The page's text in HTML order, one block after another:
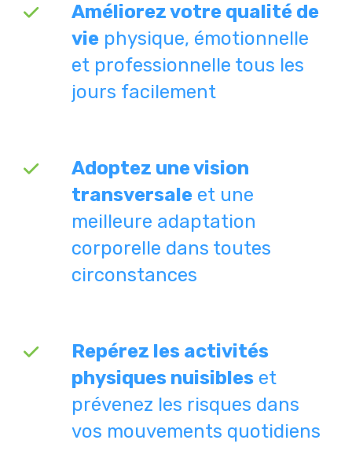
Améliorez votre qualité de
vie physique, émotionnelle
et professionnelle tous les
jours facilement
Adoptez une vision
transversale et une
meilleure adaptation
corporelle dans toutes
circonstances
Repérez les activités
physiques nuisibles et
prévenez les risques dans
vos mouvements quotidiens